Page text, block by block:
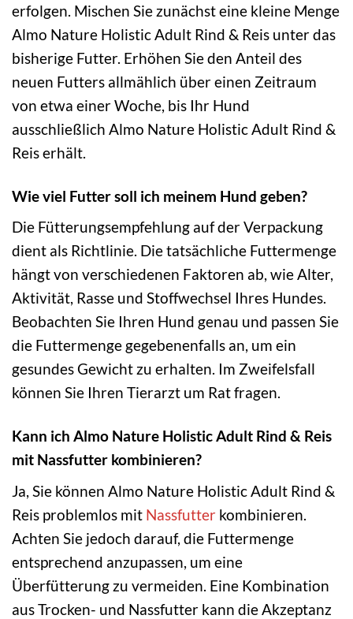
erfolgen. Mischen Sie zunächst eine kleine Menge
Almo Nature Holistic Adult Rind & Reis unter das
bisherige Futter. Erhöhen Sie den Anteil des
neuen Futters allmählich über einen Zeitraum
von etwa einer Woche, bis Ihr Hund
ausschließlich Almo Nature Holistic Adult Rind &
Reis erhält.
Wie viel Futter soll ich meinem Hund geben?
Die Fütterungsempfehlung auf der Verpackung
dient als Richtlinie. Die tatsächliche Futtermenge
hängt von verschiedenen Faktoren ab, wie Alter,
Aktivität, Rasse und Stoffwechsel Ihres Hundes.
Beobachten Sie Ihren Hund genau und passen Sie
die Futtermenge gegebenenfalls an, um ein
gesundes Gewicht zu erhalten. Im Zweifelsfall
können Sie Ihren Tierarzt um Rat fragen.
Kann ich Almo Nature Holistic Adult Rind & Reis
mit Nassfutter kombinieren?
Ja, Sie können Almo Nature Holistic Adult Rind &
Reis problemlos mit Nassfutter kombinieren.
Achten Sie jedoch darauf, die Futtermenge
entsprechend anzupassen, um eine
Überfütterung zu vermeiden. Eine Kombination
aus Trocken- und Nassfutter kann die Akzeptanz